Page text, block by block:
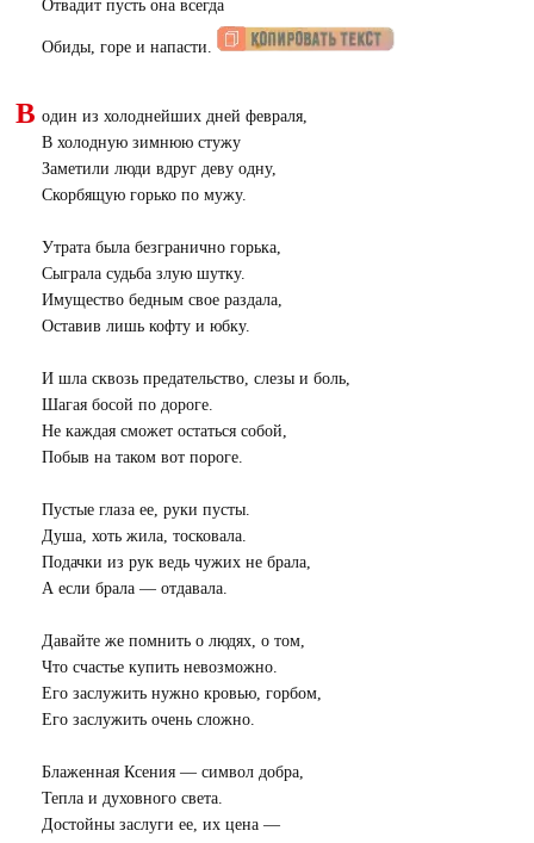
Отвадит пусть она всегда
Обиды, горе и напасти.
В один из холоднейших дней февраля,
В холодную зимнюю стужу
Заметили люди вдруг деву одну,
Скорбящую горько по мужу.
Утрата была безгранично горька,
Сыграла судьба злую шутку.
Имущество бедным свое раздала,
Оставив лишь кофту и юбку.
И шла сквозь предательство, слезы и боль,
Шагая босой по дороге.
Не каждая сможет остаться собой,
Побыв на таком вот пороге.
Пустые глаза ее, руки пусты.
Душа, хоть жила, тосковала.
Подачки из рук ведь чужих не брала,
А если брала — отдавала.
Давайте же помнить о людях, о том,
Что счастье купить невозможно.
Его заслужить нужно кровью, горбом,
Его заслужить очень сложно.
Блаженная Ксения — символ добра,
Тепла и духовного света.
Достойны заслуги ее, их цена —